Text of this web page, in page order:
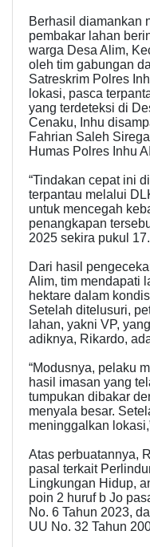
Berhasil diamankan
pembakar lahan
warga Desa Alim,
oleh tim gabungan
Satreskrim Polres
lokasi, pasca
yang terdeteksi di
Cenaku, Inhu
Fahrian Saleh
Humas Polres Inhu
“Tindakan cepat ini
terpantau melalui
untuk mencegah
penangkapan
2025 sekira pukul
Dari hasil
Alim, tim mendapati
hektare dalam
Setelah ditelusuri,
lahan, yakni VP,
adiknya, Rikardo,
“Modusnya, pelaku
hasil imasan yang
tumpukan dibakar
menyala besar.
meninggalkan
Atas perbuatannya,
pasal terkait
Lingkungan Hidup,
poin 2 huruf b Jo
No. 6 Tahun 2023,
UU No. 32 Tahun